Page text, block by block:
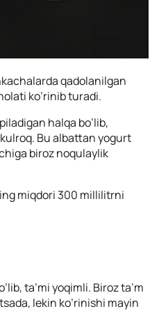
qadolanilgan
ko’rinib turadi.
halqa bo’lib,
Bu albattan yogurt
biroz noqulaylik
miqdori 300 millilitrni
ta’mi yoqimli. Biroz ta’m
lekin ko’rinishi mayin